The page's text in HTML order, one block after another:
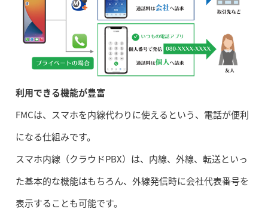
利用できる機能が豊富
FMCは、スマホを内線代わりに使えるという、電話が便利
になる仕組みです。
スマホ内線（クラウドPBX）は、内線、外線、転送といっ
た基本的な機能はもちろん、外線発信時に会社代表番号を
表示することも可能です。